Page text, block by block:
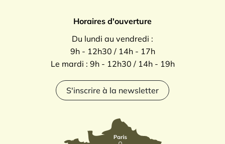
Horaires d'ouverture
Du lundi au vendredi :
9h - 12h30 / 14h - 17h
Le mardi : 9h - 12h30 / 14h - 19h
S'inscrire à la newsletter